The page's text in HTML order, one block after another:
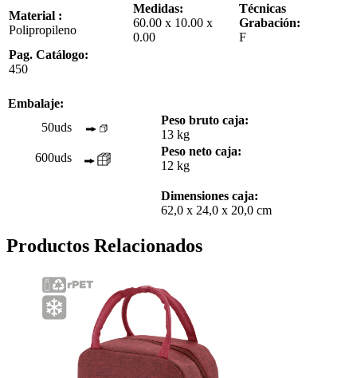
Material :
Polipropileno
Medidas:
60.00 x 10.00 x
0.00
Técnicas
Grabación:
F
Pag. Catálogo:
450
Embalaje:
50uds
Peso bruto caja:
13 kg
600uds
Peso neto caja:
12 kg
Dimensiones caja:
62,0 x 24,0 x 20,0 cm
Productos Relacionados